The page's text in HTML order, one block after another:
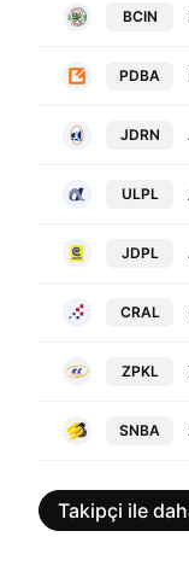
BCIN
PDBA
JDRN
ULPL
JDPL
CRAL
ZPKL
SNBA
Takipçi ile